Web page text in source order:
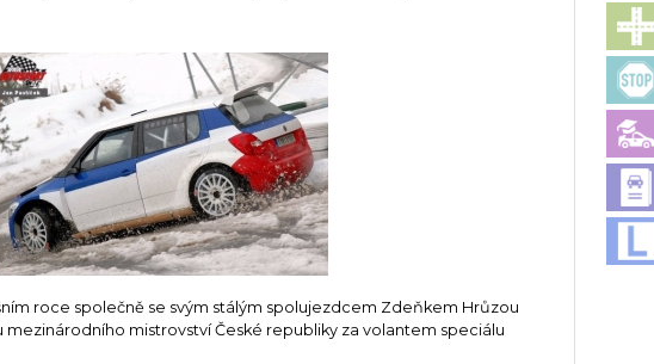
roce společně se svým stálým spolujezdcem Zdeňkem Hrůzou
mistrovství České republiky za volantem speciálu